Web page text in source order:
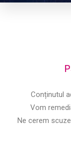
Conținutul
Vom
Ne cerem